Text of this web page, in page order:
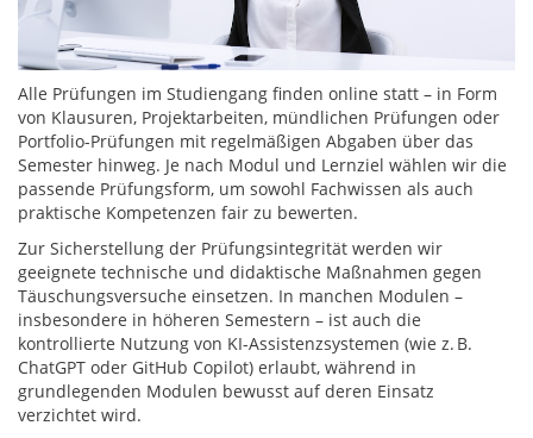
Alle Prüfungen im Studiengang finden online statt – in Form
von Klausuren, Projektarbeiten, mündlichen Prüfungen oder
Portfolio-Prüfungen mit regelmäßigen Abgaben über das
Semester hinweg. Je nach Modul und Lernziel wählen wir die
passende Prüfungsform, um sowohl Fachwissen als auch
praktische Kompetenzen fair zu bewerten.
Zur Sicherstellung der Prüfungsintegrität werden wir
geeignete technische und didaktische Maßnahmen gegen
Täuschungsversuche einsetzen. In manchen Modulen –
insbesondere in höheren Semestern – ist auch die
kontrollierte Nutzung von KI-Assistenzsystemen (wie z. B.
ChatGPT oder GitHub Copilot) erlaubt, während in
grundlegenden Modulen bewusst auf deren Einsatz
verzichtet wird.